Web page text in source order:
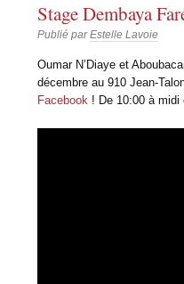
Stage Dembaya
Publié parEstelle Lavoie
Oumar N’Diaye et
décembre au 910 Jean-
Facebook ! De 10:00 à midi